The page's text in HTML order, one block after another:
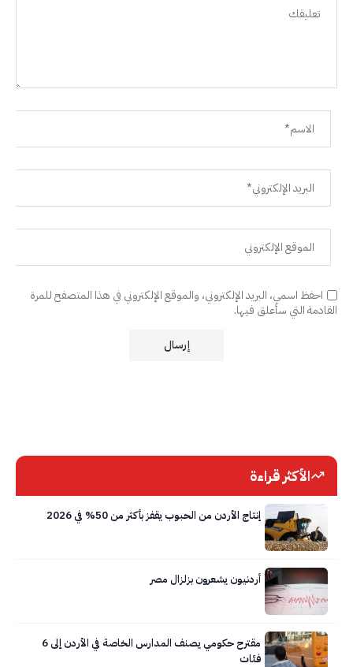
احفظ اسمي، البريد الإلكتروني، والموقع الإلكتروني في هذا المتصفح للمرة
القادمة التي سأعلق فيها.
الأكثر قراءة
إنتاج الأردن من الحبوب يقفز بأكثر من 50% في 2026
أردنيون يشعرون بزلزال مصر
مقترح حكومي يصنف المدارس الخاصة في الأردن إلى 6
فئات